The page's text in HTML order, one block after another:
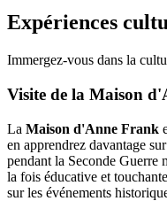
Expériences
Immergez-vous dans la
Visite de la Maison
La Maison d'Anne Frank
en apprendrez davantage
pendant la Seconde Guerre
la fois éducative et
sur les événements